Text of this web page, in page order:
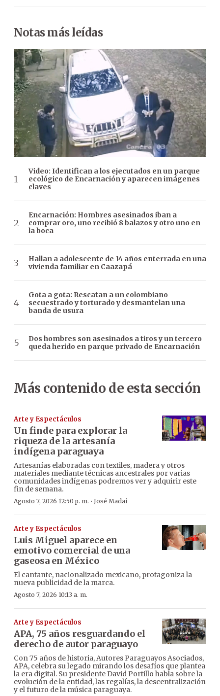
Notas más leídas
Video: Identifican a los ejecutados en un parque
ecológico de Encarnación y aparecen imágenes
claves
Encarnación: Hombres asesinados iban a
comprar oro, uno recibió 8 balazos y otro uno en
la boca
Hallan a adolescente de 14 años enterrada en una
vivienda familiar en Caazapá
Gota a gota: Rescatan a un colombiano
secuestrado y torturado y desmantelan una
banda de usura
Dos hombres son asesinados a tiros y un tercero
queda herido en parque privado de Encarnación
Más contenido de esta sección
Arte y Espectáculos
Un finde para explorar la
riqueza de la artesanía
indígena paraguaya
Artesanías elaboradas con textiles, madera y otros
materiales mediante técnicas ancestrales por varias
comunidades indígenas podremos ver y adquirir este
fin de semana.
Agosto 7, 2026 12:50 p. m. · José Madai
Arte y Espectáculos
Luis Miguel aparece en
emotivo comercial de una
gaseosa en México
El cantante, nacionalizado mexicano, protagoniza la
nueva publicidad de la marca.
Agosto 7, 2026 10:13 a. m.
Arte y Espectáculos
APA, 75 años resguardando el
derecho de autor paraguayo
Con 75 años de historia, Autores Paraguayos Asociados,
APA, celebra su legado mirando los desafíos que plantea
la era digital. Su presidente David Portillo habla sobre la
evolución de la entidad, las regalías, la descentralización
y el futuro de la música paraguaya.